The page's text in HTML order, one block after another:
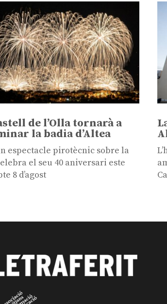
de l’Olla tornarà a
la badia d’Altea
espectacle pirotècnic sobre la
el seu 40 aniversari este
8 d’agost